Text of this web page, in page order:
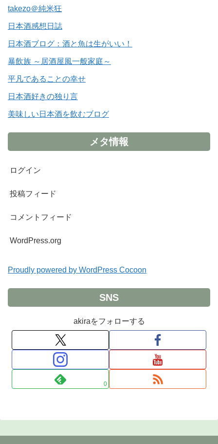
takezo＠純米狂
日本酒感想日誌
日本酒ブログ：酒と魚は生がいい！
暴飲族 ～居酒屋風一般家庭～
平凡であることの幸せ
日本酒好きの独り言
美味しい日本酒を飲むブログ
メタ情報
ログイン
投稿フィード
コメントフィード
WordPress.org
Proudly powered by WordPress Cocoon
SNS
akiraをフォローする
0